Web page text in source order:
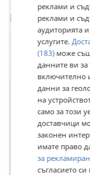
Потребител
В
Последно
реклами и
реклами и
аудиторията
услугите.
(183)може
данните ви за
включително
данни за
на
само за този
доставчици
законен
имате право
за
съгласието